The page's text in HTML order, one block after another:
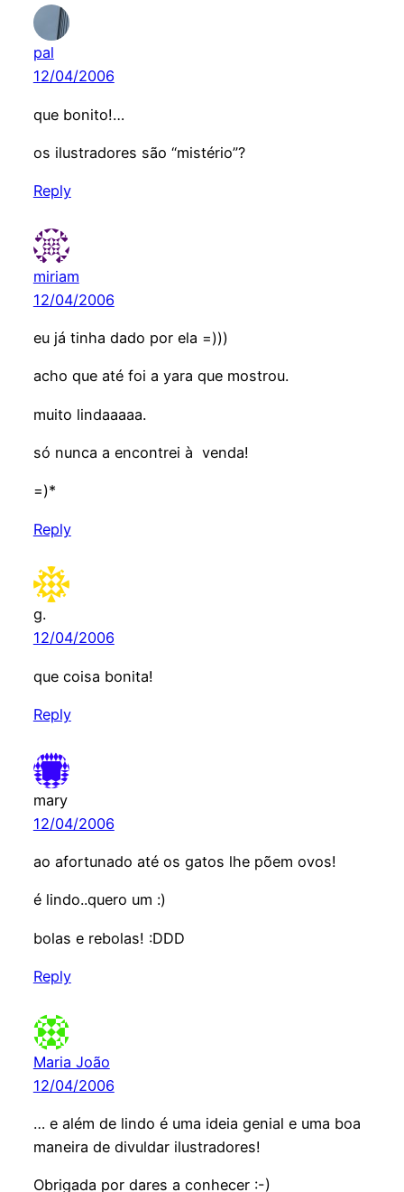
pal
12/04/2006
que bonito!…
os ilustradores são “mistério”?
Reply
miriam
12/04/2006
eu já tinha dado por ela =)))
acho que até foi a yara que mostrou.
muito lindaaaaa.
só nunca a encontrei à venda!
=)*
Reply
g.
12/04/2006
que coisa bonita!
Reply
mary
12/04/2006
ao afortunado até os gatos lhe põem ovos!
é lindo..quero um :)
bolas e rebolas! :DDD
Reply
Maria João
12/04/2006
… e além de lindo é uma ideia genial e uma boa
maneira de divuldar ilustradores!
Obrigada por dares a conhecer :-)